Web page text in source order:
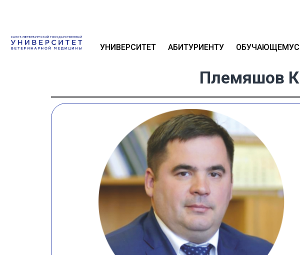
УНИВЕРСИТЕТ АБИТУРИЕНТУ
Племяшов